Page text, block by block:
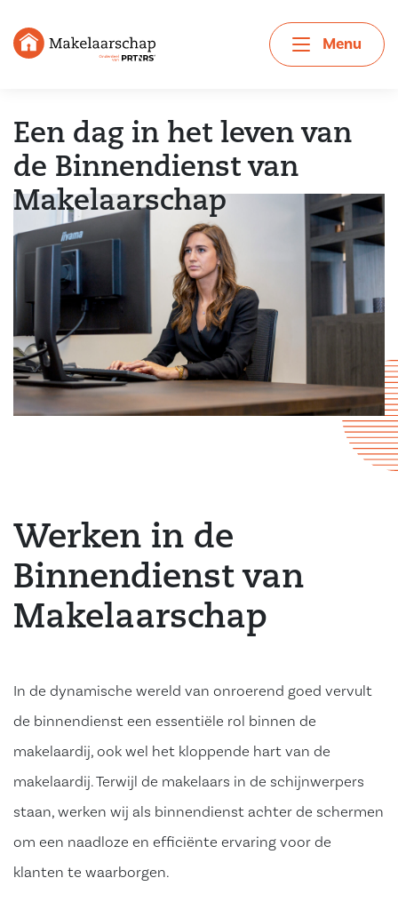
Menu
Een dag in het leven van
de Binnendienst van
Makelaarschap
Werken in de
Binnendienst van
Makelaarschap
In de dynamische wereld van onroerend goed vervult
de binnendienst een essentiële rol binnen de
makelaardij, ook wel het kloppende hart van de
makelaardij. Terwijl de makelaars in de schijnwerpers
staan, werken wij als binnendienst achter de schermen
om een naadloze en efficiënte ervaring voor de
klanten te waarborgen.